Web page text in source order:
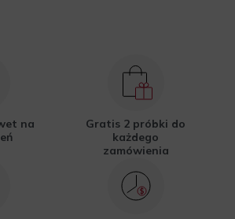
na
Gratis 2 próbki do
każdego
zamówienia